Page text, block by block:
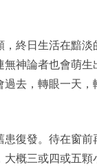
終日生活在黯淡
神論者也會萌生
去，轉眼一天，
復發。待在窗前
概三或四或五顆